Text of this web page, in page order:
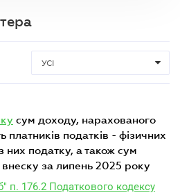
УСІ
сум доходу, нарахованого
платників податків - фізичних
них податку, а також сум
за липень 2025 року
п. 176.2 Податкового кодексу